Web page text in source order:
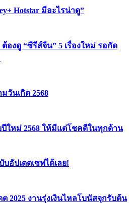
Hotstar มีอะไรน่าดู”
องดู “ซีรีส์จีน” 5 เรื่องใหม่ รอกัด
วันเกิด 2568
ใหม่ 2568 ให้มีแต่โชคดีในทุกด้าน
บอัปเดตเซฟได้เลย!
2025 งานรุ่งเงินไหลโบนัสจุกรับต้น